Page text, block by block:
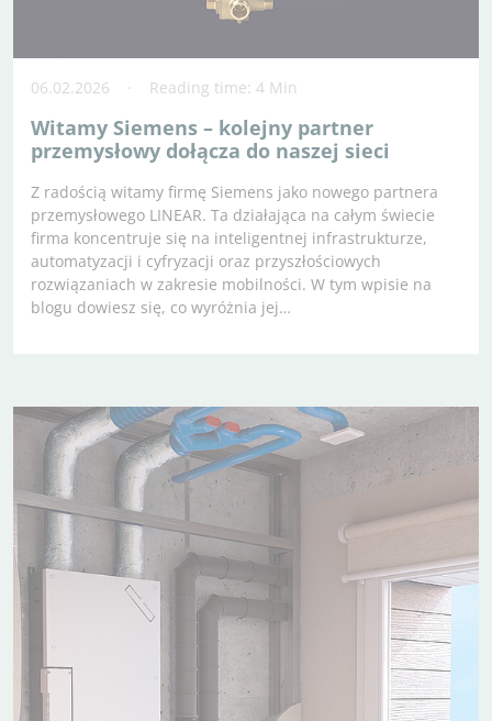
06.02.2026 Reading time: 4 Min
Witamy Siemens – kolejny partner
przemysłowy dołącza do naszej sieci
Z radością witamy firmę Siemens jako nowego partnera
przemysłowego LINEAR. Ta działająca na całym świecie
firma koncentruje się na inteligentnej infrastrukturze,
automatyzacji i cyfryzacji oraz przyszłościowych
rozwiązaniach w zakresie mobilności. W tym wpisie na
blogu dowiesz się, co wyróżnia jej…